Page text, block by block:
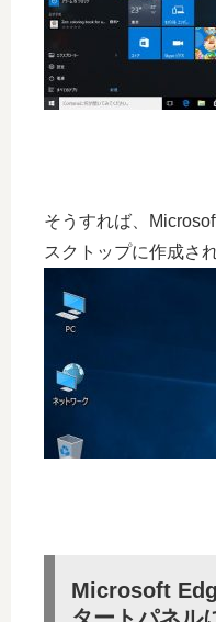
そうすれば、
スクトップに作成さ
Microsoft